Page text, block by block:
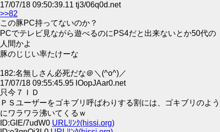
17/07/18 09:50:39.11 tj3/06q0d.net
>>82
この豚PC持ってないのか？
PCでテレビ見ながら遊べるのにPS4だと出来ないとか50代の
人間かよ
豚のじじい率たけーな
182:名無しさん必死だな＠＼(^o^)／
17/07/18 09:55:45.95 lOopJAar0.net
只今７ＩＤ
ＰＳユーザーをゴキブリ呼ばわりする割には、ゴキブリのよう
にワラワラ沸いてくるｗ
ID:GIE/7udW0 URLﾘﾝｸ(hissi.org)